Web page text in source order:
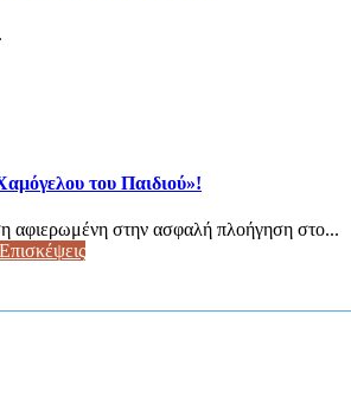
του Παιδιού»!
αφιερωμένη στην ασφαλή πλοήγηση στο...